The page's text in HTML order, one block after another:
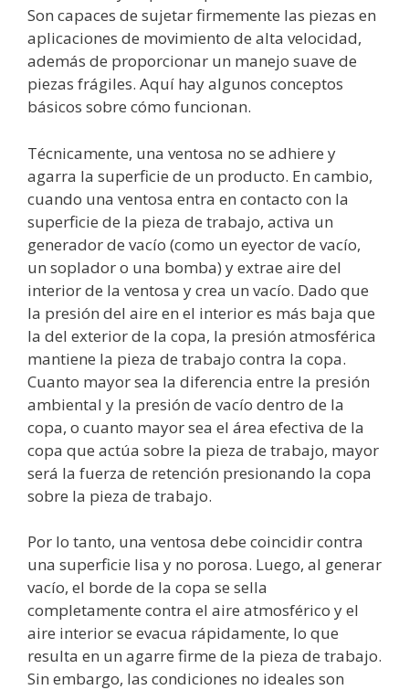
Son capaces de sujetar firmemente las piezas en
aplicaciones de movimiento de alta velocidad,
además de proporcionar un manejo suave de
piezas frágiles. Aquí hay algunos conceptos
básicos sobre cómo funcionan.
Técnicamente, una ventosa no se adhiere y
agarra la superficie de un producto. En cambio,
cuando una ventosa entra en contacto con la
superficie de la pieza de trabajo, activa un
generador de vacío (como un eyector de vacío,
un soplador o una bomba) y extrae aire del
interior de la ventosa y crea un vacío. Dado que
la presión del aire en el interior es más baja que
la del exterior de la copa, la presión atmosférica
mantiene la pieza de trabajo contra la copa.
Cuanto mayor sea la diferencia entre la presión
ambiental y la presión de vacío dentro de la
copa, o cuanto mayor sea el área efectiva de la
copa que actúa sobre la pieza de trabajo, mayor
será la fuerza de retención presionando la copa
sobre la pieza de trabajo.
Por lo tanto, una ventosa debe coincidir contra
una superficie lisa y no porosa. Luego, al generar
vacío, el borde de la copa se sella
completamente contra el aire atmosférico y el
aire interior se evacua rápidamente, lo que
resulta en un agarre firme de la pieza de trabajo.
Sin embargo, las condiciones no ideales son